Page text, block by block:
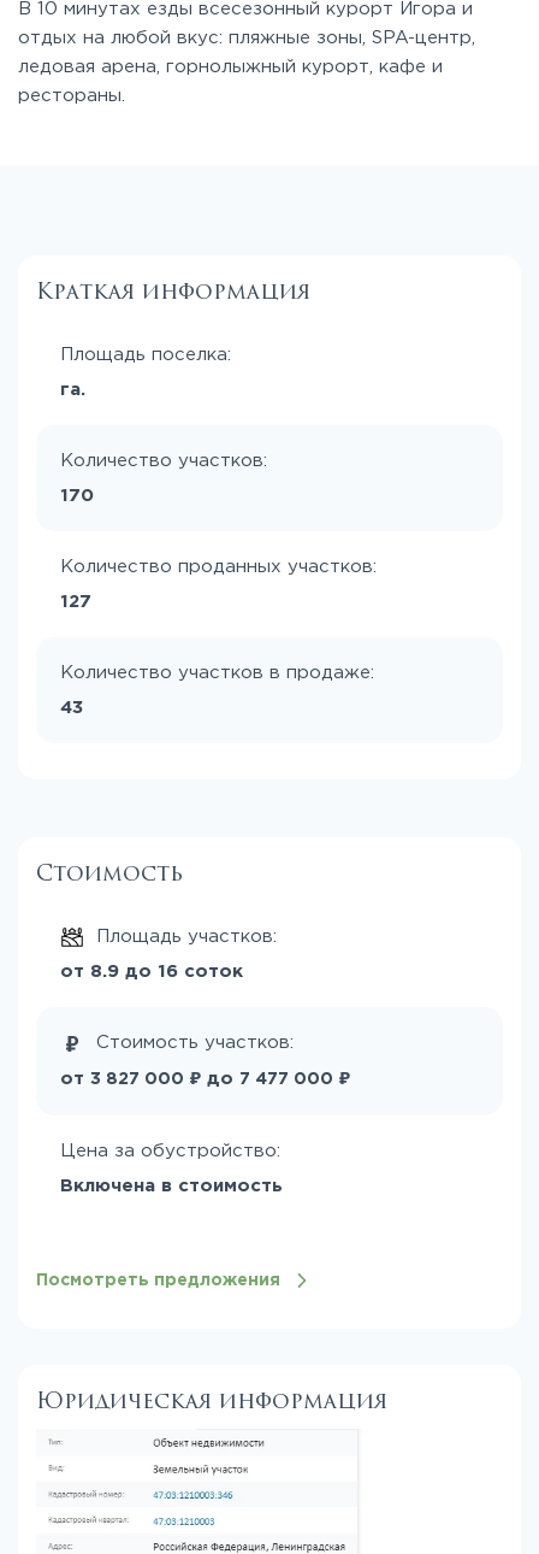
В 10 минутах езды всесезонный курорт Игора и
отдых на любой вкус: пляжные зоны, SPA-центр,
ледовая арена, горнолыжный курорт, кафе и
рестораны.
Краткая информация
Площадь поселка:
га.
Количество участков:
170
Количество проданных участков:
127
Количество участков в продаже:
43
Стоимость
Площадь участков:
от 8.9 до 16 соток
Стоимость участков:
от 3 827 000 ₽ до 7 477 000 ₽
Цена за обустройство:
Включена в стоимость
Посмотреть предложения
Юридическая информация